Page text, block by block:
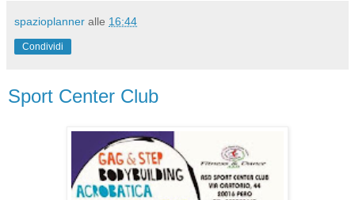
spazioplanner alle 16:44
Condividi
Sport Center Club